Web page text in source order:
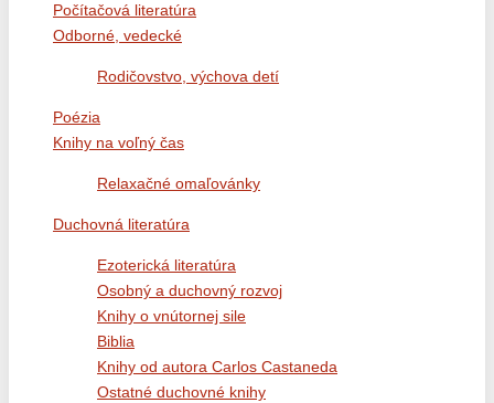
Počítačová literatúra
Odborné, vedecké
Rodičovstvo, výchova detí
Poézia
Knihy na voľný čas
Relaxačné omaľovánky
Duchovná literatúra
Ezoterická literatúra
Osobný a duchovný rozvoj
Knihy o vnútornej sile
Biblia
Knihy od autora Carlos Castaneda
Ostatné duchovné knihy